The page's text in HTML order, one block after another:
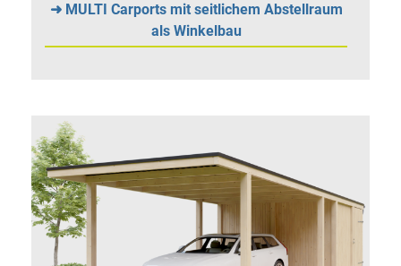
➜ MULTI Carports mit seitlichem Abstellraum
als Winkelbau